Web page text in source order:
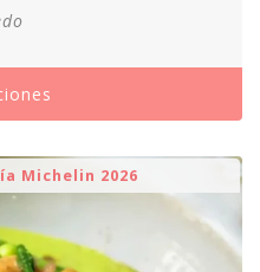
Michelin 2026